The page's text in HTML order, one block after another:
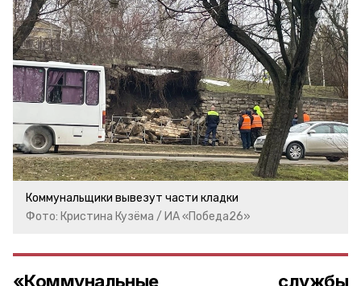
Коммунальщики вывезут части кладки
Фото: Кристина Кузёма / ИА «Победа26»
«Коммунальные службы